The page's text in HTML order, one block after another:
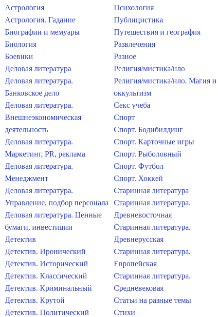
Астрология
Астрология. Гадание
Биографии и мемуары
Биология
Боевики
Деловая литература
Деловая литература.
Банковское дело
Деловая литература.
Внешнеэкономическая
деятельность
Деловая литература.
Маркетинг, PR, реклама
Деловая литература.
Менеджмент
Деловая литература.
Управление, подбор персонала
Деловая литература. Ценные
бумаги, инвестиции
Детектив
Детектив. Иронический
Детектив. Исторический
Детектив. Классический
Детектив. Криминальный
Детектив. Крутой
Детектив. Политический
Психология
Публицистика
Путешествия и география
Развлечения
Разное
Религия/мистика/нло
Религия/мистика/нло. Магия и
оккультизм
Секс учеба
Спорт
Спорт. Бодибилдинг
Спорт. Карточные игры
Спорт. Рыболовный
Спорт. Футбол
Спорт. Хоккей
Старинная литература
Старинная литература.
Древневосточная
Старинная литература.
Древнерусская
Старинная литература.
Европейская
Старинная литература.
Средневековая
Статьи на разные темы
Стихи